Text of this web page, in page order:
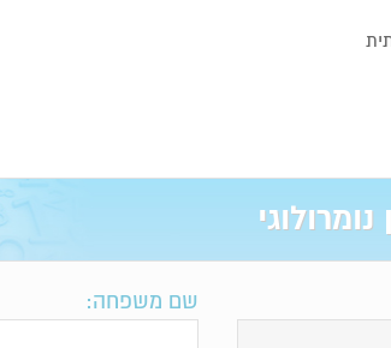
שם משפחה: